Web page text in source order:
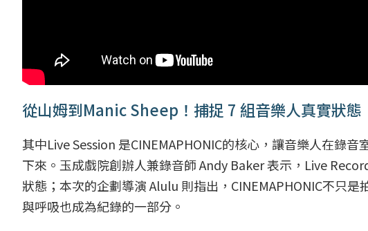
從山姆到Manic Sheep！捕捉 7 組音樂人真實狀態
其中Live Session 是CINEMAPHONIC的核心，讓音樂人在錄
下來。玉成戲院創辦人兼錄音師 Andy Baker 表示，Live
狀態；本次的企劃導演 Alulu 則指出，CINEMAPHONIC不只
與呼吸也成為紀錄的一部分。